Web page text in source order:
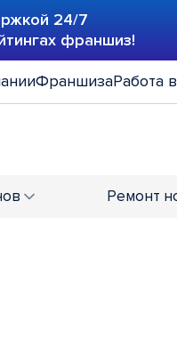
24/7
франшиз!
ФраншизаРабота
Ремонт